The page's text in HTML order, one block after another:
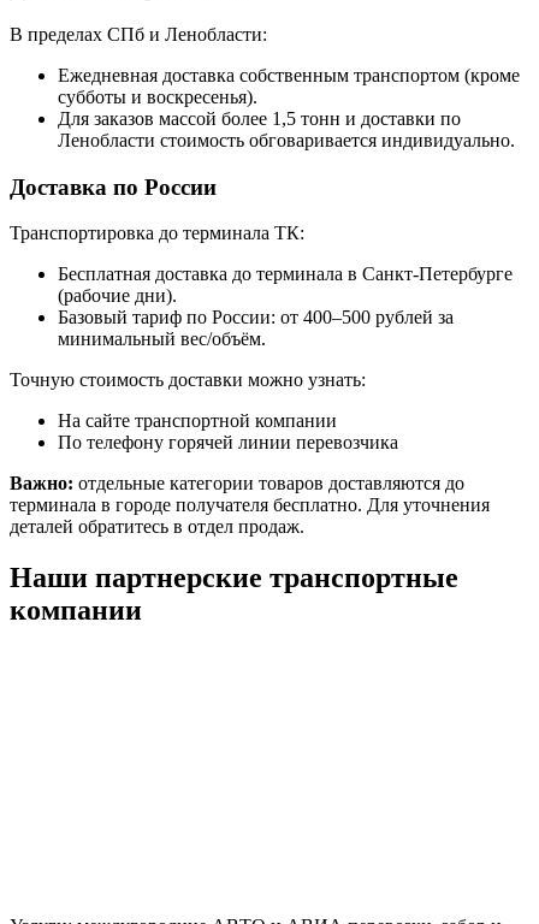
В пределах СПб и Ленобласти:
Ежедневная доставка собственным транспортом (кроме
субботы и воскресенья).
Для заказов массой более 1,5 тонн и доставки по
Ленобласти стоимость обговаривается индивидуально.
Доставка по России
Транспортировка до терминала ТК:
Бесплатная доставка до терминала в Санкт-Петербурге
(рабочие дни).
Базовый тариф по России: от 400–500 рублей за
минимальный вес/объём.
Точную стоимость доставки можно узнать:
На сайте транспортной компании
По телефону горячей линии перевозчика
Важно: отдельные категории товаров доставляются до
терминала в городе получателя бесплатно. Для уточнения
деталей обратитесь в отдел продаж.
Наши партнерские транспортные
компании